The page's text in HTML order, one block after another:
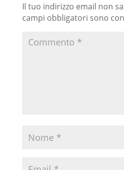
Il tuo indirizzo email non
campi obbligatori sono